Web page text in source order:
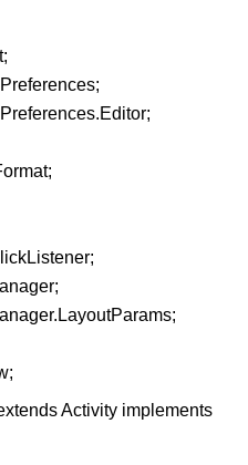
Activity implements